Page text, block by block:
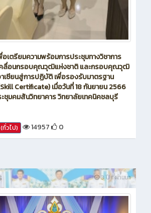
อเตรียมความพร้อมการประชุมทางวิชาการ
คลื่อนกรอบคุณวุฒิแห่งชาติ และกรอบคุณวุฒิ
เซียนสู่การปฏิบัติ เพื่อรองรับมาตรฐาน
Certificate) เมื่อวันที่ 18 กันยายน 2566
ชุมคมสันวิทยาคาร วิทยาลัยเทคนิคชลบุรี
ทั่วไป) 14957 0
3 ปี ที่ผ่านมา